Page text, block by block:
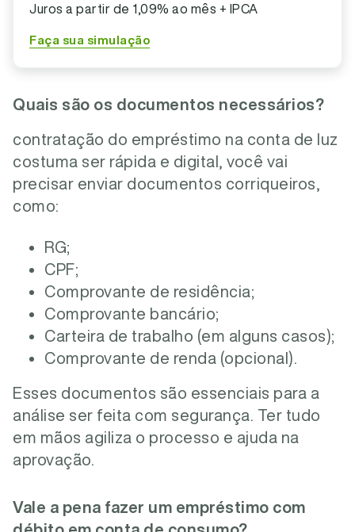
Juros a partir de 1,09% ao mês + IPCA
Faça sua simulação
Quais são os documentos necessários?
contratação do empréstimo na conta de luz
costuma ser rápida e digital, você vai
precisar enviar documentos corriqueiros,
como:
RG;
CPF;
Comprovante de residência;
Comprovante bancário;
Carteira de trabalho (em alguns casos);
Comprovante de renda (opcional).
Esses documentos são essenciais para a
análise ser feita com segurança. Ter tudo
em mãos agiliza o processo e ajuda na
aprovação.
Vale a pena fazer um empréstimo com